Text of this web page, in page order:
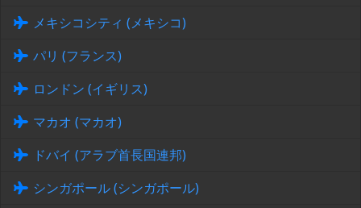
メキシコシティ (メキシコ)
パリ (フランス)
ロンドン (イギリス)
マカオ (マカオ)
ドバイ (アラブ首長国連邦)
シンガポール (シンガポール)